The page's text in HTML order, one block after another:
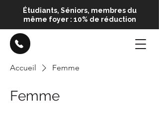
Étudiants, Séniors, membres du
même foyer : 10% de réduction
Accueil Femme
Femme